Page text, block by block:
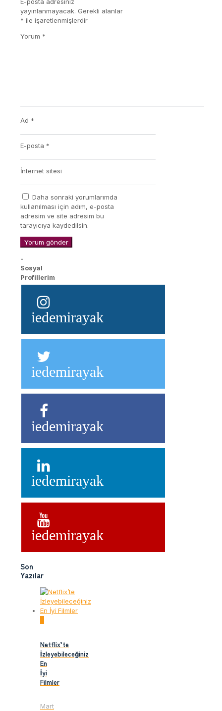
yayınlanmayacak. Gerekli alanlar
* ile işaretlenmişlerdir
Yorum *
Ad *
E-posta *
İnternet sitesi
Daha sonraki yorumlarımda
kullanılması için adım, e-posta
adresim ve site adresim bu
tarayıcıya kaydedilsin.
-
Sosyal
Profillerim
iedemirayak
iedemirayak
iedemirayak
iedemirayak
iedemirayak
Son
Yazılar
Netflix’te
İzleyebileceğiniz
En
İyi
Filmler
Mart